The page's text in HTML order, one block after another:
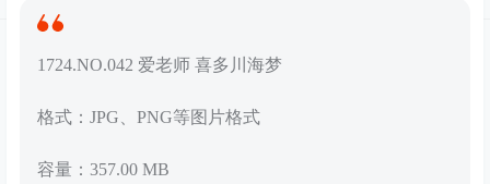
1724.NO.042 爱老师 喜多川海梦
格式：JPG、PNG等图片格式
容量：357.00 MB